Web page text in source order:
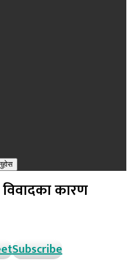
कारण
Subscribe